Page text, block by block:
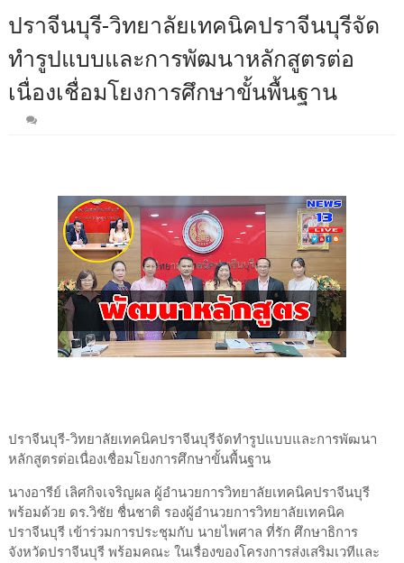
ปราจีนบุรี-วิทยาลัยเทคนิคปราจีนบุรีจัด
ทำรูปแบบและการพัฒนาหลักสูตรต่อ
เนื่องเชื่อมโยงการศึกษาขั้นพื้นฐาน
ปราจีนบุรี-วิทยาลัยเทคนิคปราจีนบุรีจัดทำรูปแบบและการพัฒนา
หลักสูตรต่อเนื่องเชื่อมโยงการศึกษาขั้นพื้นฐาน
นางอารีย์ เลิศกิจเจริญผล ผู้อำนวยการวิทยาลัยเทคนิคปราจีนบุรี
พร้อมด้วย ดร.วิชัย ชื่นชาติ รองผู้อำนวยการวิทยาลัยเทคนิค
ปราจีนบุรี เข้าร่วมการประชุมกับ นายไพศาล ที่รัก ศึกษาธิการ
จังหวัดปราจีนบุรี พร้อมคณะ ในเรื่องของโครงการส่งเสริมเวทีและ